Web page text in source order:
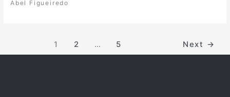
Abel Figueiredo
1 2 … 5 Next →